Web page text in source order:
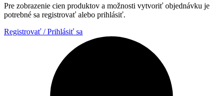
Pre zobrazenie cien produktov a možnosti vytvoriť objednávku je
potrebné sa registrovať alebo prihlásiť.
Registrovať / Prihlásiť sa